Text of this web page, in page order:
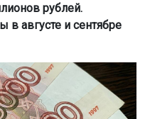
рублей.
августе и сентябре